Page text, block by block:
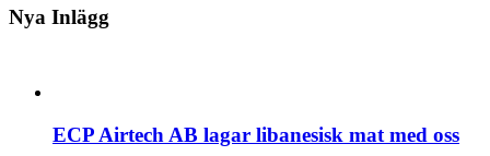
Nya Inlägg
ECP Airtech AB lagar libanesisk mat med oss